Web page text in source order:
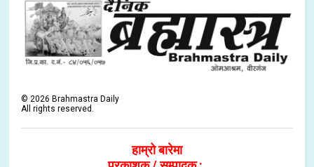
© 2026 Brahmastra Daily
All rights reserved.
हाम्रो बारेमा